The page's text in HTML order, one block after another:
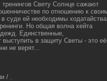
Свету Солнце сажают
по отношению к
суде ей необходимы ходатайства
Но общая волна хейта
Единственные,
выступить в защиту Светы - это её
не верят...
/ .